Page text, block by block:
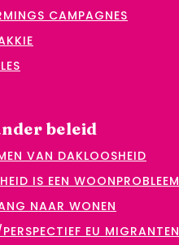
CAMPAGNES
beleid
VAN DAKLOOSHEID
IS EEN WOONPROBLEEM
NAAR WONEN
EU MIGRANTEN